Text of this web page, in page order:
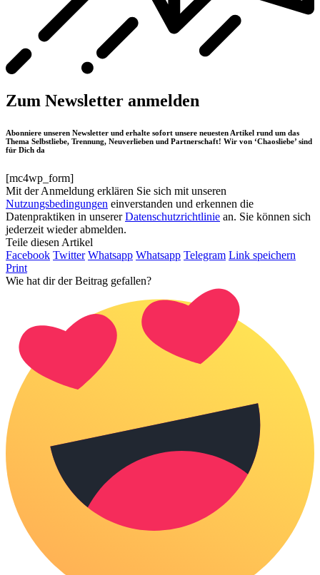
Zum Newsletter anmelden
Abonniere unseren Newsletter und erhalte sofort unsere neuesten Artikel rund um das
Thema Selbstliebe, Trennung, Neuverlieben und Partnerschaft! Wir von ‘Chaosliebe’ sind
für Dich da
[mc4wp_form]
Mit der Anmeldung erklären Sie sich mit unseren
Nutzungsbedingungen einverstanden und erkennen die
Datenpraktiken in unsererDatenschutzrichtlinie an. Sie können sich
jederzeit wieder abmelden.
Teile diesen Artikel
Facebook Twitter Whatsapp Whatsapp Telegram Link speichern
Print
Wie hat dir der Beitrag gefallen?